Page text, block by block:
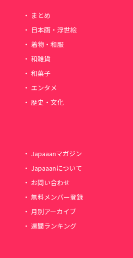
まとめ
日本画・浮世絵
着物・和服
和雑貨
和菓子
エンタメ
歴史・文化
Japaaanマガジン
Japaaanについて
お問い合わせ
無料メンバー登録
月別アーカイブ
週間ランキング